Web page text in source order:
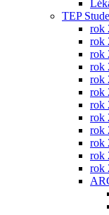
TEP
rok
rok
rok
rok
rok
rok
rok
rok
rok
rok
rok
rok